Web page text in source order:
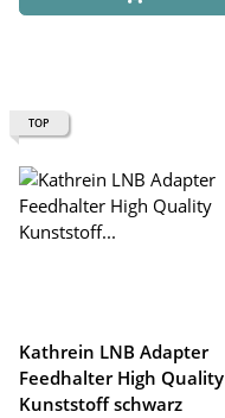
TOP
Kathrein LNB Adapter
Feedhalter High Quality
Kunststoff schwarz